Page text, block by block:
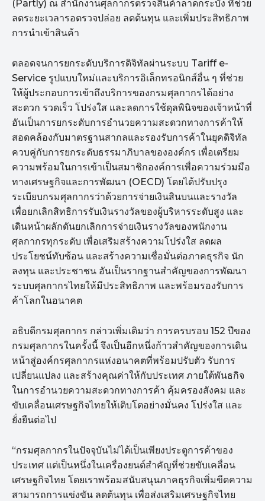
(Partly) ณ สำนักงานศุลกากรตรวจสินค้าลาดกระบัง ที่ช่วย
ลดระยะเวลารอตรวจปล่อย ลดต้นทุน และเพิ่มประสิทธิภาพ
การนำเข้าสินค้า
ตลอดจนการยกระดับบริการดิจิทัลผ่านระบบ Tariff e-
Service รูปแบบใหม่และบริการอิเล็กทรอนิกส์อื่น ๆ ที่ช่วย
ให้ผู้ประกอบการเข้าถึงบริการของกรมศุลกากรได้อย่าง
สะดวก รวดเร็ว โปร่งใส และลดการใช้ดุลพินิจของเจ้าหน้าที่
อันเป็นการยกระดับการอำนวยความสะดวกทางการค้าให้
สอดคล้องกับมาตรฐานสากลและรองรับการค้าในยุคดิจิทัล
ควบคู่กับการยกระดับธรรมาภิบาลขององค์กร เพื่อเตรียม
ความพร้อมในการเข้าเป็นสมาชิกองค์การเพื่อความร่วมมือ
ทางเศรษฐกิจและการพัฒนา (OECD) โดยได้ปรับปรุง
ระเบียบกรมศุลกากรว่าด้วยการจ่ายเงินสินบนและรางวัล
เพื่อยกเลิกสิทธิการรับเงินรางวัลของผู้บริหารระดับสูง และ
เดินหน้าผลักดันยกเลิกการจ่ายเงินรางวัลของพนักงาน
ศุลกากรทุกระดับ เพื่อเสริมสร้างความโปร่งใส ลดผล
ประโยชน์ทับซ้อน และสร้างความเชื่อมั่นต่อภาคธุรกิจ นัก
ลงทุน และประชาชน อันเป็นรากฐานสำคัญของการพัฒนา
ระบบศุลกากรไทยให้มีประสิทธิภาพ และพร้อมรองรับการ
ค้าโลกในอนาคต
อธิบดีกรมศุลกากร กล่าวเพิ่มเติมว่า การครบรอบ 152 ปีของ
กรมศุลกากรในครั้งนี้ จึงเป็นอีกหนึ่งก้าวสำคัญของการเดิน
หน้าสู่องค์กรศุลกากรแห่งอนาคตที่พร้อมปรับตัว รับการ
เปลี่ยนแปลง และสร้างคุณค่าให้กับประเทศ ภายใต้พันธกิจ
ในการอำนวยความสะดวกทางการค้า คุ้มครองสังคม และ
ขับเคลื่อนเศรษฐกิจไทยให้เติบโตอย่างมั่นคง โปร่งใส และ
ยั่งยืนต่อไป
“กรมศุลกากรในปัจจุบันไม่ได้เป็นเพียงประตูการค้าของ
ประเทศ แต่เป็นหนึ่งในเครื่องยนต์สำคัญที่ช่วยขับเคลื่อน
เศรษฐกิจไทย โดยเราพร้อมสนับสนุนภาคธุรกิจเพิ่มขีดความ
สามารถการแข่งขัน ลดต้นทุน เพื่อส่งเสริมเศรษฐกิจไทย